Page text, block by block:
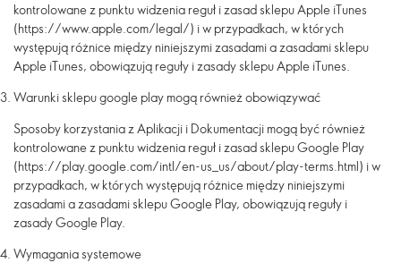
kontrolowane z punktu widzenia reguł i zasad sklepu Apple iTunes
(https://www.apple.com/legal/) i w przypadkach, w których
występują różnice między niniejszymi zasadami a zasadami sklepu
Apple iTunes, obowiązują reguły i zasady sklepu Apple iTunes.
Warunki sklepu google play mogą również obowiązywać
Sposoby korzystania z Aplikacji i Dokumentacji mogą być również
kontrolowane z punktu widzenia reguł i zasad sklepu Google Play
(https://play.google.com/intl/en-us_us/about/play-terms.html) i w
przypadkach, w których występują różnice między niniejszymi
zasadami a zasadami sklepu Google Play, obowiązują reguły i
zasady Google Play.
Wymagania systemowe